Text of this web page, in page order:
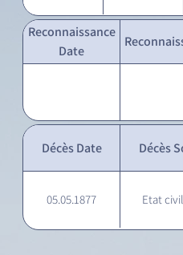
Reconnaissance
Date
Décès Date Décès
05.05.1877 Etat